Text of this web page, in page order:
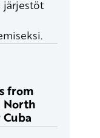
from
North